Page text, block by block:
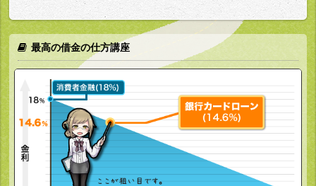
最高の借金の仕方講座